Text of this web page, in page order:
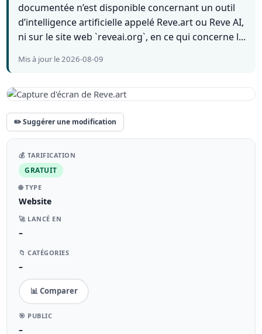
documentée n’est disponible concernant un outil
d’intelligence artificielle appelé Reve.art ou Reve AI,
ni sur le site web `reveai.org`, en ce qui concerne l...
Mis à jour le 2026-08-09
✏️ Suggérer une modification
💰 TARIFICATION
GRATUIT
🌐 TYPE
Website
🚀 LANCÉ EN
–
📁 CATÉGORIES
–
📊 Comparer
🎯 PUBLIC
–